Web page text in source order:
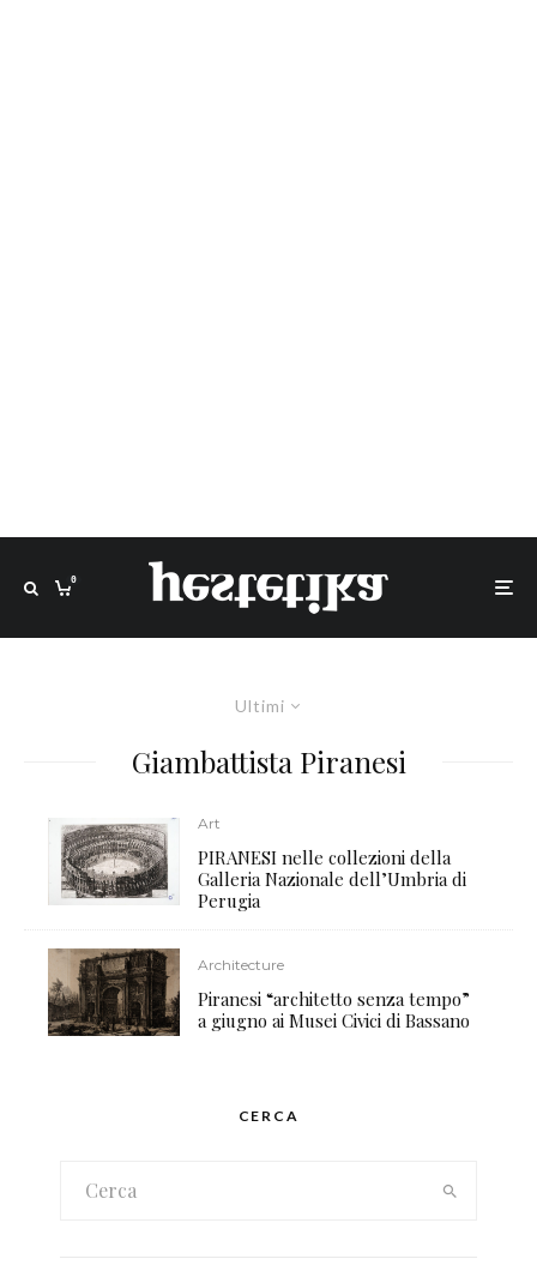
0
Ultimi
Giambattista Piranesi
Art
PIRANESI nelle collezioni della
Galleria Nazionale dell’Umbria di
Perugia
Architecture
Piranesi “architetto senza tempo”
a giugno ai Musei Civici di Bassano
CERCA